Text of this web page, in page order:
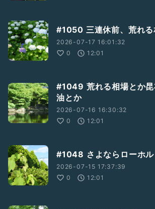
#1050 三連休前、荒れる
2026-07-17 16:01:32
0
12:01
#1049 荒れる相場とか
油とか
2026-07-16 16:30:32
0
12:01
#1048 さよならローホル
2026-07-15 17:37:39
0
12:01